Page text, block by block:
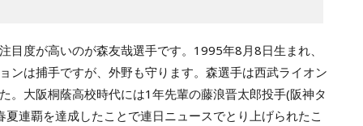
目度が高いのが森友哉選手です。1995年8月8日生まれ、
ンは捕手ですが、外野も守ります。森選手は西武ライオン
。大阪桐蔭高校時代には1年先輩の藤浪晋太郎投手(阪神タ
連覇を達成したことで連日ニュースでとり上げられたこ